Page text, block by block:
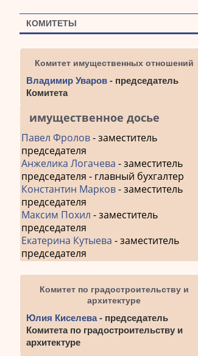
КОМИТЕТЫ
Комитет имущественных отношений
Владимир Уваров - председатель
Комитета
имущественное досье
Павел Фролов- заместитель
председателя
Анжелика Логачева - заместитель
председателя - главный бухгалтер
Константин Марков- заместитель
председателя
Максим Похил - заместитель
председателя
Екатерина Кутыева - заместитель
председателя
Комитет по градостроительству и
архитектуре
Юлия Киселева- председатель
Комитета по градостроительству и
архитектуре